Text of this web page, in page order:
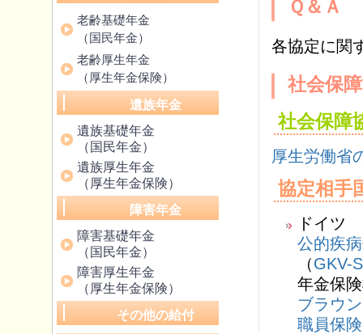
Ｑ＆Ａ
各協定に関
社会保
社会保障
厚生労働省
協定相手
ドイツ
公的疾
（GKV-
年金保
ブラウ
職員保険
老齢基礎年金
（国民年金）
老齢厚生年金
（厚生年金保険）
遺族年金
遺族基礎年金
（国民年金）
遺族厚生年金
（厚生年金保険）
障害年金
障害基礎年金
（国民年金）
障害厚生年金
（厚生年金保険）
その他の給付